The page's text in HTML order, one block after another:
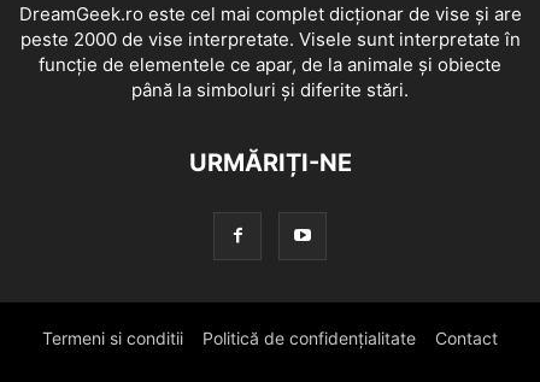
DreamGeek.ro este cel mai complet dicționar de vise și are
peste 2000 de vise interpretate. Visele sunt interpretate în
funcție de elementele ce apar, de la animale și obiecte
până la simboluri și diferite stări.
URMĂRIȚI-NE
Termeni si conditii Politică de confidențialitate Contact